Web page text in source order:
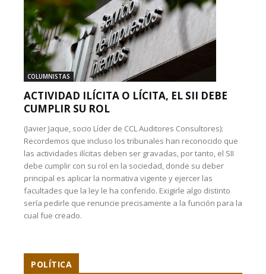
COLUMNISTAS
ACTIVIDAD ILÍCITA O LÍCITA, EL SII DEBE
CUMPLIR SU ROL
(Javier Jaque, socio Líder de CCL Auditores Consultores):
Recordemos que incluso los tribunales han reconocido que
las actividades ilícitas deben ser gravadas, por tanto, el SII
debe cumplir con su rol en la sociedad, donde su deber
principal es aplicar la normativa vigente y ejercer las
facultades que la ley le ha conferido. Exigirle algo distinto
sería pedirle que renuncie precisamente a la función para la
cual fue creado.
POLÍTICA